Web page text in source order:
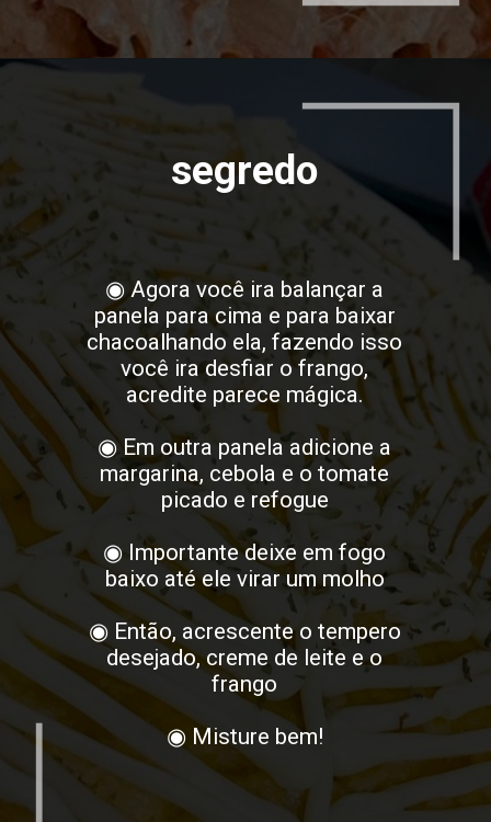
segredo
◉ Agora você ira balançar a
panela para cima e para baixar
chacoalhando ela, fazendo isso
você ira desfiar o frango,
acredite parece mágica.
◉ Em outra panela adicione a
margarina, cebola e o tomate
picado e refogue
◉ Importante deixe em fogo
baixo até ele virar um molho
◉ Então, acrescente o tempero
desejado, creme de leite e o
frango
◉ Misture bem!